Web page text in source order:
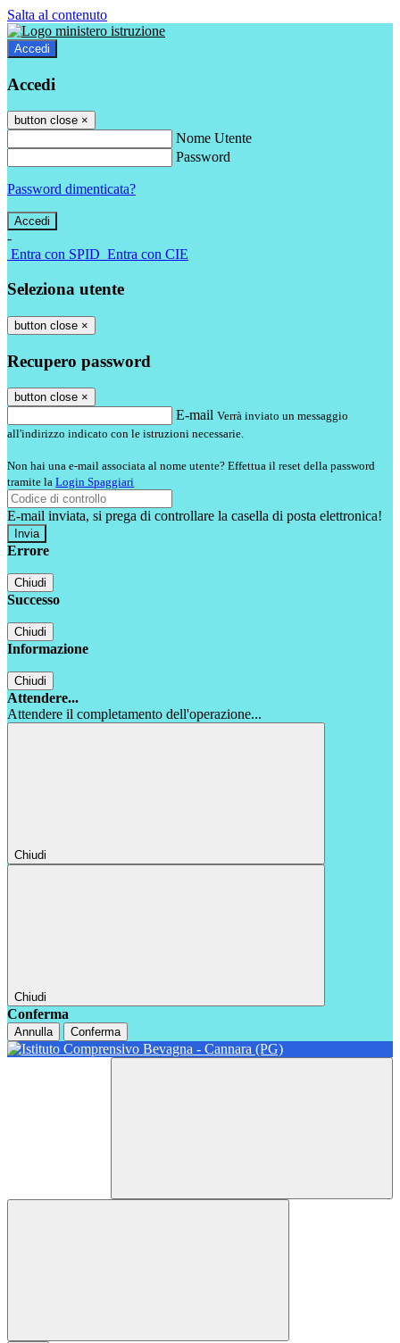
Salta al contenuto
Accedi
Accedi
button close ×
Nome Utente
Password
Password dimenticata?
-
Entra con SPID Entra con CIE
Seleziona utente
button close ×
Recupero password
button close ×
E-mail Verrà inviato un messaggio
all'indirizzo indicato con le istruzioni necessarie.
Non hai una e-mail associata al nome utente? Effettua il reset della password
tramite la Login Spaggiari
E-mail inviata, si prega di controllare la casella di posta elettronica!
Errore
Chiudi
Successo
Chiudi
Informazione
Chiudi
Attendere...
Attendere il completamento dell'operazione...
Chiudi
Chiudi
Conferma
Annulla Conferma